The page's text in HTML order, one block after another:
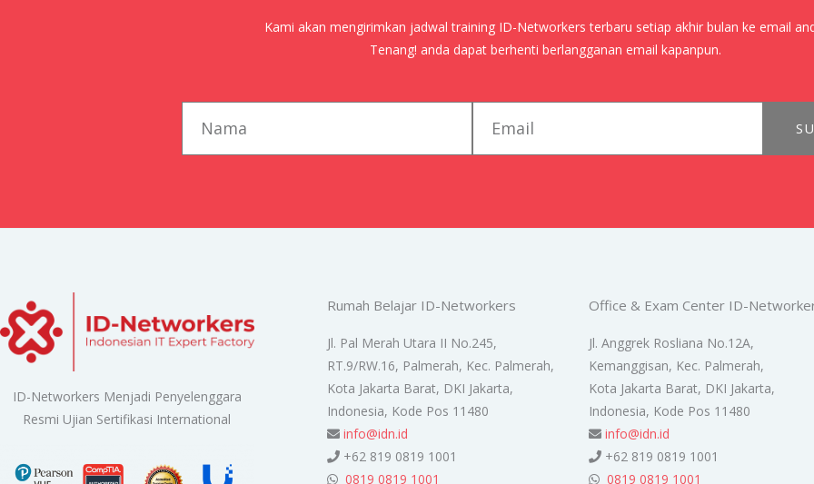
Kami akan mengirimkan jadwal training ID-Networkers terbaru setiap akhir bulan ke email
Tenang! anda dapat berhenti berlangganan email kapanpun.
ID-Networkers Menjadi Penyelenggara
Resmi Ujian Sertifikasi International
Rumah Belajar ID-Networkers
Jl. Pal Merah Utara II No.245,
RT.9/RW.16, Palmerah, Kec. Palmerah,
Kota Jakarta Barat, DKI Jakarta,
Indonesia, Kode Pos 11480
info@idn.id
+62 819 0819 1001
0819 0819 1001
Office & Exam Center ID-
Jl. Anggrek Rosliana No.12A,
Kemanggisan, Kec. Palmerah,
Kota Jakarta Barat, DKI Jakarta,
Indonesia, Kode Pos 11480
info@idn.id
+62 819 0819 1001
0819 0819 1001